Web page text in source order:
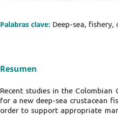
Palabras clave: Deep-sea, fishery,
Resumen
Recent studies in the Colombian
for a new deep-sea crustacean
order to support appropriate